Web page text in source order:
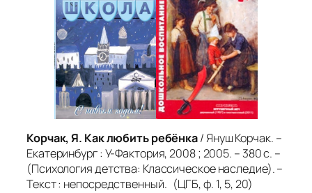
Корчак, Я. Как любить ребёнка/ Януш Корчак. –
Екатеринбург : У-Фактория, 2008 ; 2005. – 380 с. –
(Психология детства: Классическое наследие). –
Текст : непосредственный. (ЦГБ, ф. 1, 5, 20)